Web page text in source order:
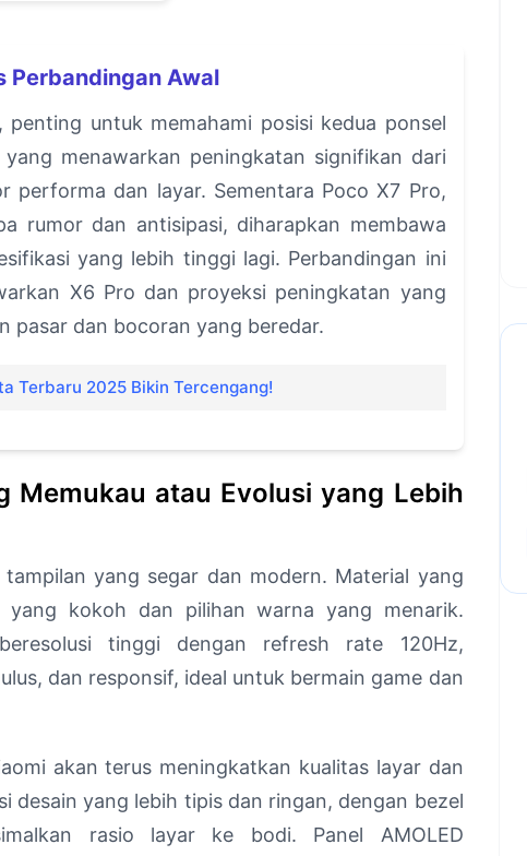
Perbandingan Awal
untuk memahami posisi kedua ponsel
menawarkan peningkatan signifikan dari
performa dan layar. Sementara Poco X7 Pro,
rumor dan antisipasi, diharapkan membawa
yang lebih tinggi lagi. Perbandingan ini
X6 Pro dan proyeksi peningkatan yang
pasar dan bocoran yang beredar.
Terbaru 2025 Bikin Tercengang!
Memukau atau Evolusi yang Lebih
yang segar dan modern. Material yang
yang kokoh dan pilihan warna yang menarik.
tinggi dengan refresh rate 120Hz,
dan responsif, ideal untuk bermain game dan
akan terus meningkatkan kualitas layar dan
desain yang lebih tipis dan ringan, dengan bezel
rasio layar ke bodi. Panel AMOLED